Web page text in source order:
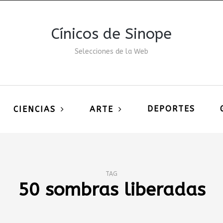
Cínicos de Sinope
Selecciones de la Web
CIENCIAS ARTE DEPORTES
TAG
50 sombras liberadas